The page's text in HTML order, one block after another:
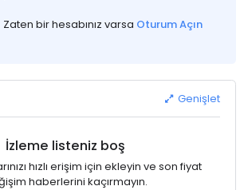
Zaten bir hesabınız varsa Oturum Açın
Genişlet
İzleme listeniz boş
hızlı erişim için ekleyin ve son fiyat
haberlerini kaçırmayın.